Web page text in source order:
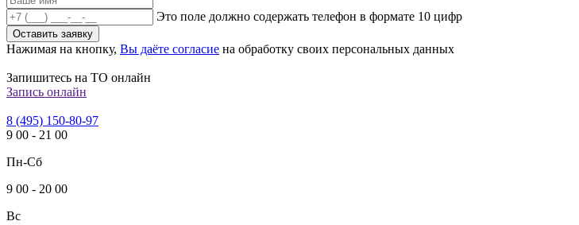
Это поле должно содержать телефон в формате 10 цифр
Оставить заявку
Нажимая на кнопку, Вы даёте согласие на обработку своих персональных данных
Запишитесь на ТО онлайн
Запись онлайн
8 (495) 150-80-97
9 00 - 21 00
Пн-Сб
9 00 - 20 00
Вс